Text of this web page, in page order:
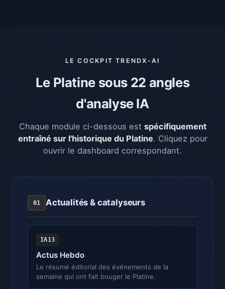
LE COCKPIT TRENDX-AI
Le Platine sous 22 angles
d'analyse IA
Chaque module ci-dessous est spécifiquement
entraîné sur l'historique du Platine. Cliquez pour
ouvrir le dashboard correspondant.
01 Actualités & catalyseurs
IA13
Actus Hebdo
Le résumé éditorial des événements de la
semaine qui ont fait bouger le Platine.